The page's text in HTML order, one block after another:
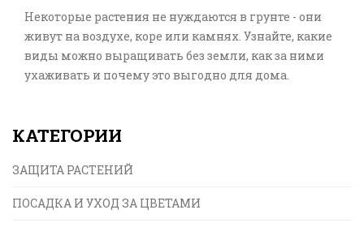
Некоторые растения не нуждаются в грунте - они
живут на воздухе, коре или камнях. Узнайте, какие
виды можно выращивать без земли, как за ними
ухаживать и почему это выгодно для дома.
КАТЕГОРИИ
ЗАЩИТА РАСТЕНИЙ
ПОСАДКА И УХОД ЗА ЦВЕТАМИ